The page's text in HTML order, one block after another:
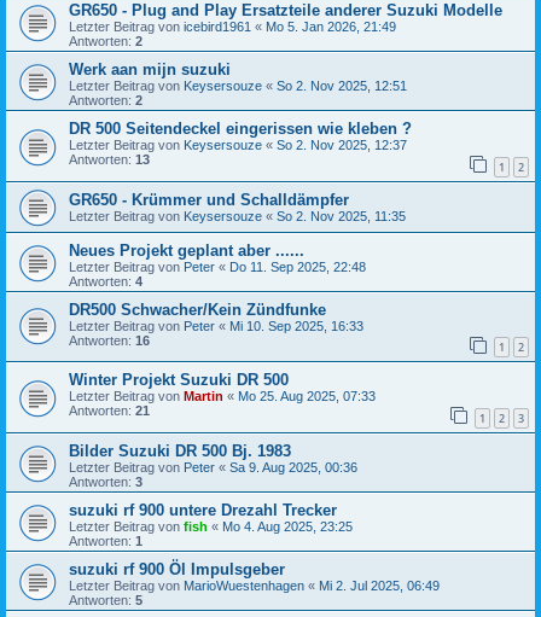
GR650 - Plug and Play Ersatzteile anderer Suzuki Modelle
Letzter Beitrag von icebird1961 « Mo 5. Jan 2026, 21:49
Antworten: 2
Werk aan mijn suzuki
Letzter Beitrag von Keysersouze « So 2. Nov 2025, 12:51
Antworten: 2
DR 500 Seitendeckel eingerissen wie kleben ?
Letzter Beitrag von Keysersouze « So 2. Nov 2025, 12:37
Antworten: 13 1 2
GR650 - Krümmer und Schalldämpfer
Letzter Beitrag von Keysersouze « So 2. Nov 2025, 11:35
Neues Projekt geplant aber ......
Letzter Beitrag von Peter « Do 11. Sep 2025, 22:48
Antworten: 4
DR500 Schwacher/Kein Zündfunke
Letzter Beitrag von Peter « Mi 10. Sep 2025, 16:33
Antworten: 16 1 2
Winter Projekt Suzuki DR 500
Letzter Beitrag von Martin « Mo 25. Aug 2025, 07:33
Antworten: 21 1 2 3
Bilder Suzuki DR 500 Bj. 1983
Letzter Beitrag von Peter « Sa 9. Aug 2025, 00:36
Antworten: 3
suzuki rf 900 untere Drezahl Trecker
Letzter Beitrag von fish « Mo 4. Aug 2025, 23:25
Antworten: 1
suzuki rf 900 Öl Impulsgeber
Letzter Beitrag von MarioWuestenhagen « Mi 2. Jul 2025, 06:49
Antworten: 5